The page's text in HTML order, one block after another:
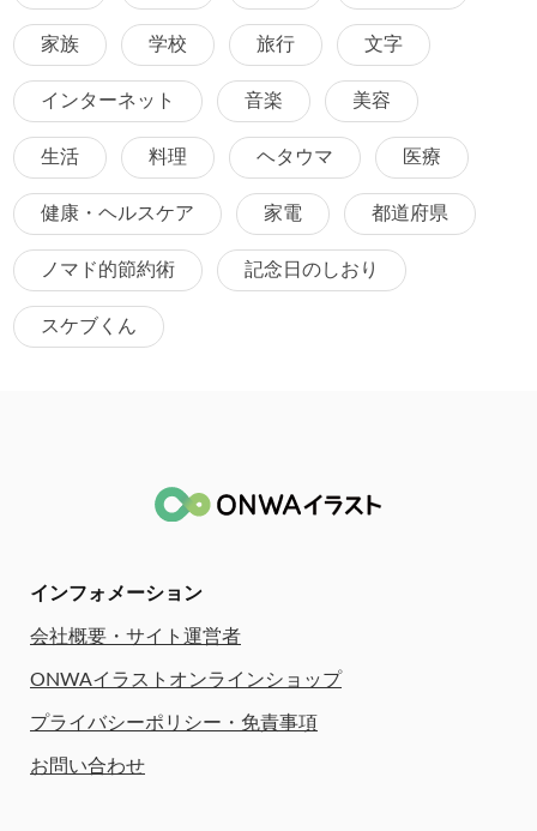
家族 学校 旅行 文字
インターネット 音楽 美容
生活 料理 ヘタウマ 医療
健康・ヘルスケア 家電 都道府県
ノマド的節約術 記念日のしおり
スケブくん
インフォメーション
会社概要・サイト運営者
ONWAイラストオンラインショップ
プライバシーポリシー・免責事項
お問い合わせ